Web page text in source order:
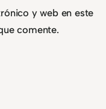
y web en este
comente.